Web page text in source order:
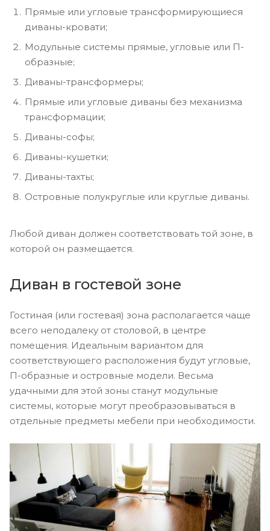
Прямые или угловые трансформирующиеся
диваны-кровати;
Модульные системы прямые, угловые или П-
образные;
Диваны-трансформеры;
Прямые или угловые диваны без механизма
трансформации;
Диваны-софы;
Диваны-кушетки;
Диваны-тахты;
Островные полукруглые или круглые диваны.
Любой диван должен соответствовать той зоне, в
которой он размещается.
Диван в гостевой зоне
Гостиная (или гостевая) зона располагается чаще
всего неподалеку от столовой, в центре
помещения. Идеальным вариантом для
соответствующего расположения будут угловые,
П-образные и островные модели. Весьма
удачными для этой зоны станут модульные
системы, которые могут преобразовываться в
отдельные предметы мебели при необходимости.